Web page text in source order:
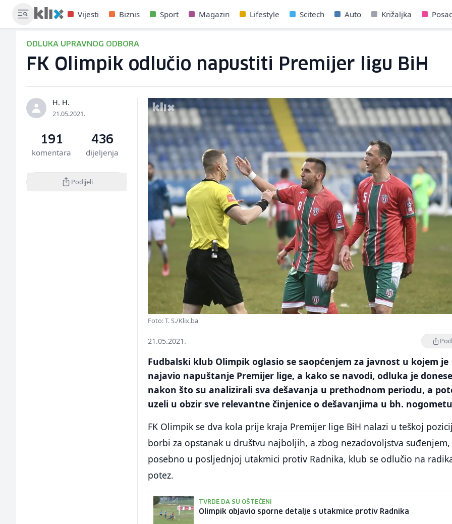
Vijesti Biznis Sport Magazin Lifestyle Scitech Auto Križaljka
ODLUKA UPRAVNOG ODBORA
FK Olimpik odlučio napustiti Premijer ligu BiH
H. H.
21.05.2021.
191
komentara
436
dijeljenja
Podijeli
Foto: T. S./Klix.ba
21.05.2021.
Fudbalski klub Olimpik oglasio se saopćenjem za javnost u kojem je
najavio napuštanje Premijer lige, a kako se navodi, odluka je
nakon što su analizirali sva dešavanja u prethodnom periodu, a
uzeli u obzir sve relevantne činjenice o dešavanjima u bh.
FK Olimpik se dva kola prije kraja Premijer lige BiH nalazi u teškoj
borbi za opstanak u društvu najboljih, a zbog nezadovoljstva suđenjem,
posebno u posljednjoj utakmici protiv Radnika, klub se odlučio na
potez.
TVRDE DA SU OŠTEĆENI
Olimpik objavio sporne detalje s utakmice protiv Radnika